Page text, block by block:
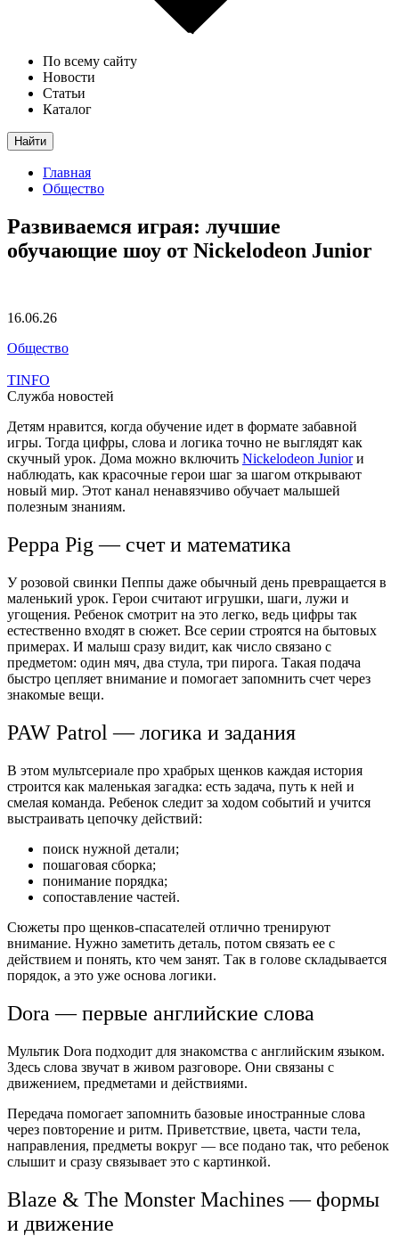
По всему сайту
Новости
Статьи
Каталог
Найти
Главная
Общество
Развиваемся играя: лучшие
обучающие шоу от Nickelodeon Junior
16.06.26
Общество
TINFO
Служба новостей
Детям нравится, когда обучение идет в формате забавной
игры. Тогда цифры, слова и логика точно не выглядят как
скучный урок. Дома можно включить Nickelodeon Juniorи
наблюдать, как красочные герои шаг за шагом открывают
новый мир. Этот канал ненавязчиво обучает малышей
полезным знаниям.
Peppa Pig — счет и математика
У розовой свинки Пеппы даже обычный день превращается в
маленький урок. Герои считают игрушки, шаги, лужи и
угощения. Ребенок смотрит на это легко, ведь цифры так
естественно входят в сюжет. Все серии строятся на бытовых
примерах. И малыш сразу видит, как число связано с
предметом: один мяч, два стула, три пирога. Такая подача
быстро цепляет внимание и помогает запомнить счет через
знакомые вещи.
PAW Patrol — логика и задания
В этом мультсериале про храбрых щенков каждая история
строится как маленькая загадка: есть задача, путь к ней и
смелая команда. Ребенок следит за ходом событий и учится
выстраивать цепочку действий:
поиск нужной детали;
пошаговая сборка;
понимание порядка;
сопоставление частей.
Сюжеты про щенков-спасателей отлично тренируют
внимание. Нужно заметить деталь, потом связать ее с
действием и понять, кто чем занят. Так в голове складывается
порядок, а это уже основа логики.
Dora — первые английские слова
Мультик Dora подходит для знакомства с английским языком.
Здесь слова звучат в живом разговоре. Они связаны с
движением, предметами и действиями.
Передача помогает запомнить базовые иностранные слова
через повторение и ритм. Приветствие, цвета, части тела,
направления, предметы вокруг — все подано так, что ребенок
слышит и сразу связывает это с картинкой.
Blaze & The Monster Machines — формы
и движение